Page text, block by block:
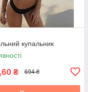
купальник
₴ 694 ₴